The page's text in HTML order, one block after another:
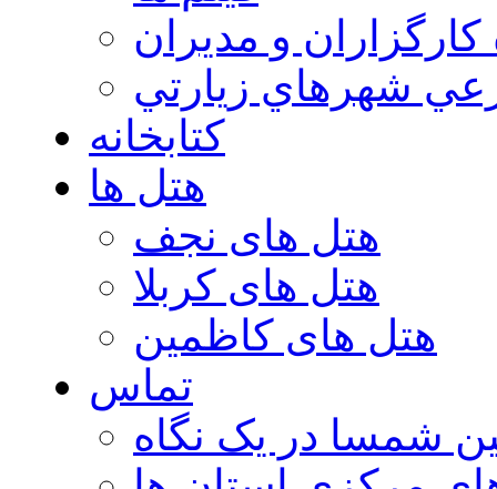
كارگزاران و مديران
شهرهاي زيارتي
کتابخانه
هتل ها
هتل های نجف
هتل های کربلا
هتل های کاظمین
تماس
شمسا در یک نگاه